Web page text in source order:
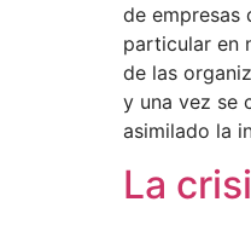
de empresas
particular en
de las
y una vez se
asimilado la
La